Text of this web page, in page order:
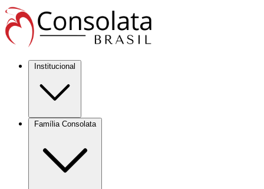
Institucional
Família Consolata